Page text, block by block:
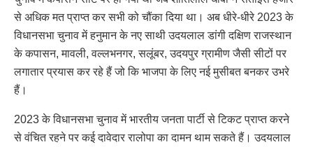
से अधिक मत प्राप्त कर सभी को चौंका दिया था। अब धीरे-धीरे 2023 के
विधानसभा चुनाव में हनुमान के नए साथी उदयलाल डांगी दक्षिण राजस्थान
के कपासन, मावली, वल्लभनगर, सलूंबर, उदयपुर ग्रामीण जैसी सीटों पर
लगातार प्रयास कर रहे हैं जो कि भाजपा के लिए नई मुसीबत बनकर उभरे
हैं।
2023 के विधानसभा चुनाव में भारतीय जनता पार्टी से टिकट प्राप्त करने
से वंचित रहने पर कई दावेदार रालोपा का दामन थाम सकते हैं। उदयलाल